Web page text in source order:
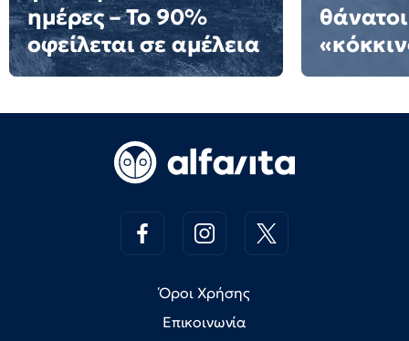
ημέρες – Το 90%
οφείλεται σε αμέλεια
Όροι Χρήσης
Επικοινωνία